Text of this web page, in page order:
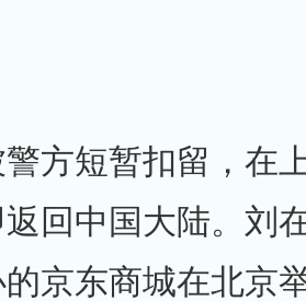
方短暂扣留，在
回中国大陆。刘
京东商城在北京